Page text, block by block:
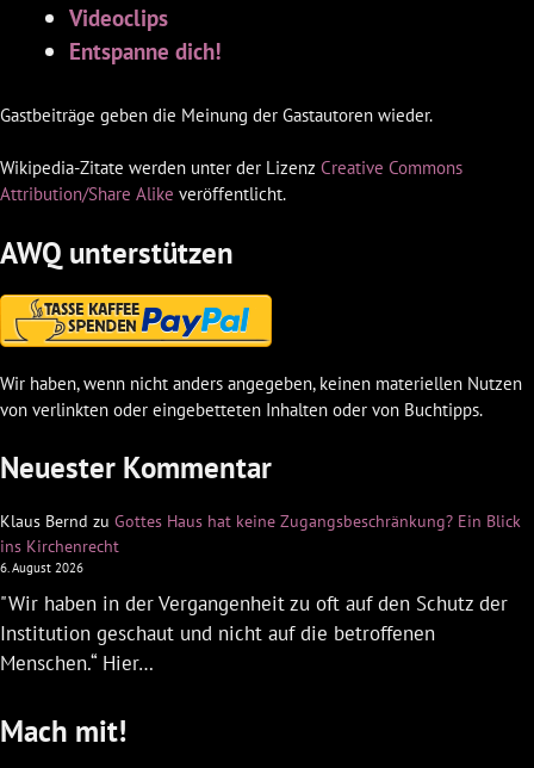
Videoclips
Entspanne dich!
Gastbeiträge geben die Meinung der Gastautoren wieder.
Wikipedia-Zitate werden unter der Lizenz Creative Commons
Attribution/Share Alike veröffentlicht.
AWQ unterstützen
Wir haben, wenn nicht anders angegeben, keinen materiellen Nutzen
von verlinkten oder eingebetteten Inhalten oder von Buchtipps.
Neuester Kommentar
Klaus Bernd zu Gottes Haus hat keine Zugangsbeschränkung? Ein Blick
ins Kirchenrecht
6. August 2026
"Wir haben in der Vergangenheit zu oft auf den Schutz der
Institution geschaut und nicht auf die betroffenen
Menschen.“ Hier…
Mach mit!